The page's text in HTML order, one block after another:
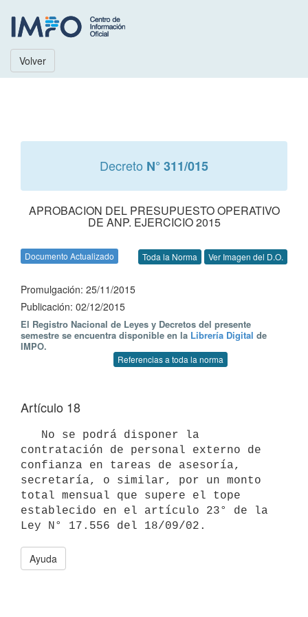
Volver
Decreto N° 311/015
APROBACION DEL PRESUPUESTO OPERATIVO
DE ANP. EJERCICIO 2015
Documento Actualizado Toda la Norma Ver Imagen del D.O.
Promulgación: 25/11/2015
Publicación: 02/12/2015
El Registro Nacional de Leyes y Decretos del presente
semestre se encuentra disponible en la Librería Digital de
IMPO.
Referencias a toda la norma
Artículo 18
contratación de personal externo de
confianza en tareas de asesoría,
secretaría, o similar, por un monto
total mensual que supere el tope
establecido en el artículo 23° de la
Ayuda